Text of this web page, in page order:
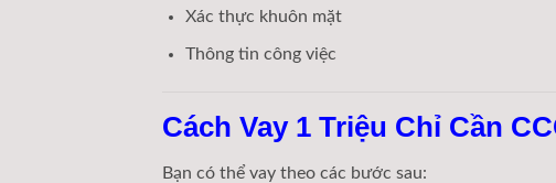
Xác thực khuôn mặt
Thông tin công việc
Cách Vay 1 Triệu Chỉ Cần
Bạn có thể vay theo các bước sau: